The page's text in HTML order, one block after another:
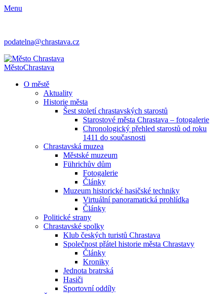
Menu
podatelna@chrastava.cz
MěstoChrastava
O městě
Aktuality
Historie města
Šest století chrastavských starostů
Starostové města Chrastava – fotogalerie
Chronologický přehled starostů od roku
1411 do současnosti
Chrastavská muzea
Městské muzeum
Führichův dům
Fotogalerie
Články
Muzeum historické hasičské techniky
Virtuální panoramatická prohlídka
Články
Politické strany
Chrastavské spolky
Klub českých turistů Chrastava
Společnost přátel historie města Chrastavy
Články
Kroniky
Jednota bratrská
Hasiči
Sportovní oddíly